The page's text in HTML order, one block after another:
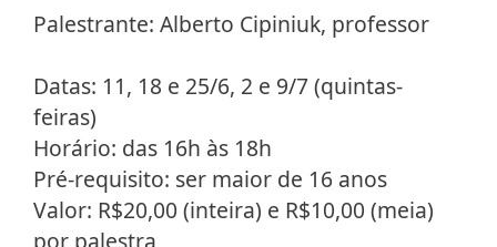
Palestrante: Alberto Cipiniuk, professor
Datas: 11, 18 e 25/6, 2 e 9/7 (quintas-
feiras)
Horário: das 16h às 18h
Pré-requisito: ser maior de 16 anos
Valor: R$20,00 (inteira) e R$10,00 (meia)